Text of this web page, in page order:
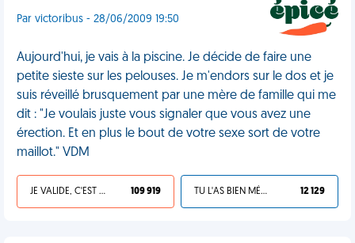
Par victoribus - 28/06/2009 19:50
Aujourd'hui, je vais à la piscine. Je décide de faire une
petite sieste sur les pelouses. Je m'endors sur le dos et je
suis réveillé brusquement par une mère de famille qui me
dit : "Je voulais juste vous signaler que vous avez une
érection. Et en plus le bout de votre sexe sort de votre
maillot." VDM
JE VALIDE, C'EST UNE VDM 109 919 TU L'AS BIEN MÉRITÉ 12 129